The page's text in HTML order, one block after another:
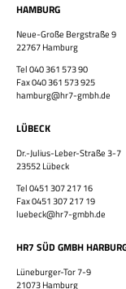
HAMBURG
Neue-Große Bergstraße 9
22767 Hamburg
Tel 040 361 573 90
Fax 040 361 573 925
hamburg@hr7-gmbh.de
LÜBECK
Dr.-Julius-Leber-Straße 3-7
23552 Lübeck
Tel 0451 307 217 16
Fax 0451 307 217 19
luebeck@hr7-gmbh.de
HR7 SÜD GMBH
Lüneburger-Tor 7-9
21073 Hamburg
HR7 GmbH
Finde eine
Bewirb dich
Vor- & Nachname
E-Mail-Adresse
WhatsApp-Nummer
Wohnort / PLZ